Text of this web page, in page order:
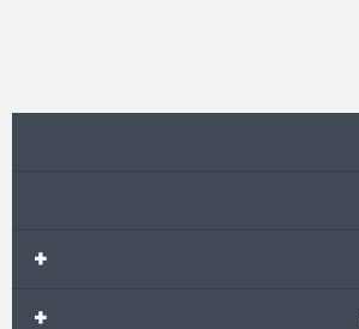
+
+